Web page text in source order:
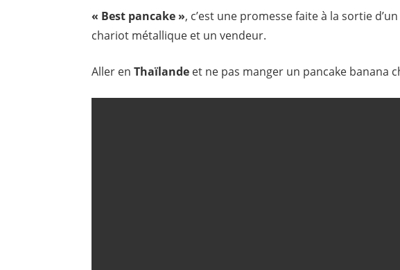
« Best pancake », c’est une promesse faite à la sortie
chariot métallique et un vendeur.
Aller en Thaïlande et ne pas manger un pancake banana